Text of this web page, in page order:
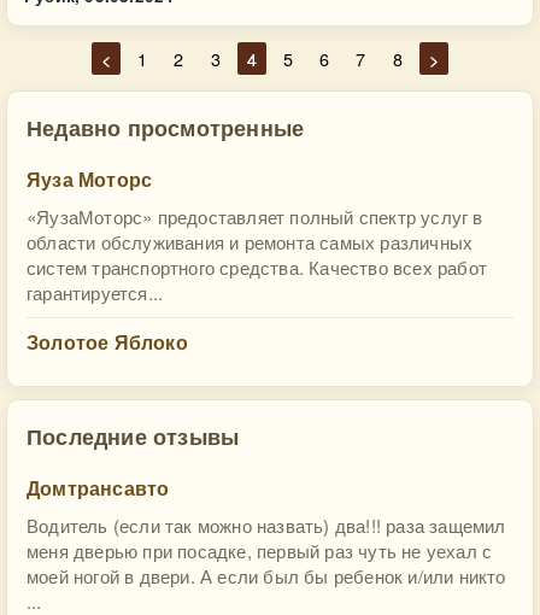
< 1 2 3 4 5 6 7 8 >
Недавно просмотренные
Яуза Моторс
«ЯузаМоторс» предоставляет полный спектр услуг в
области обслуживания и ремонта самых различных
систем транспортного средства. Качество всех работ
гарантируется...
Золотое Яблоко
Последние отзывы
Домтрансавто
Водитель (если так можно назвать) два!!! раза защемил
меня дверью при посадке, первый раз чуть не уехал с
моей ногой в двери. А если был бы ребенок и/или никто
...